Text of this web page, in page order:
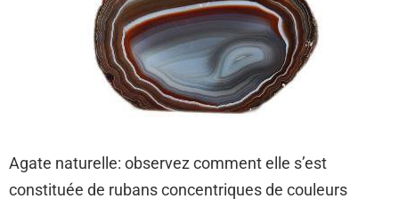
Agate naturelle: observez comment elle s’est
constituée de rubans concentriques de couleurs